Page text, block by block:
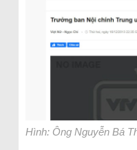
Hình: Ông Nguyễn Bá